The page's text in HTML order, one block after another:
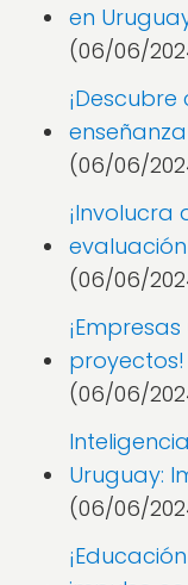
en
(06/06/
(06/06/
¡Involucra
(06/06/
proyectos!
(06/06/
Uruguay:
(06/06/